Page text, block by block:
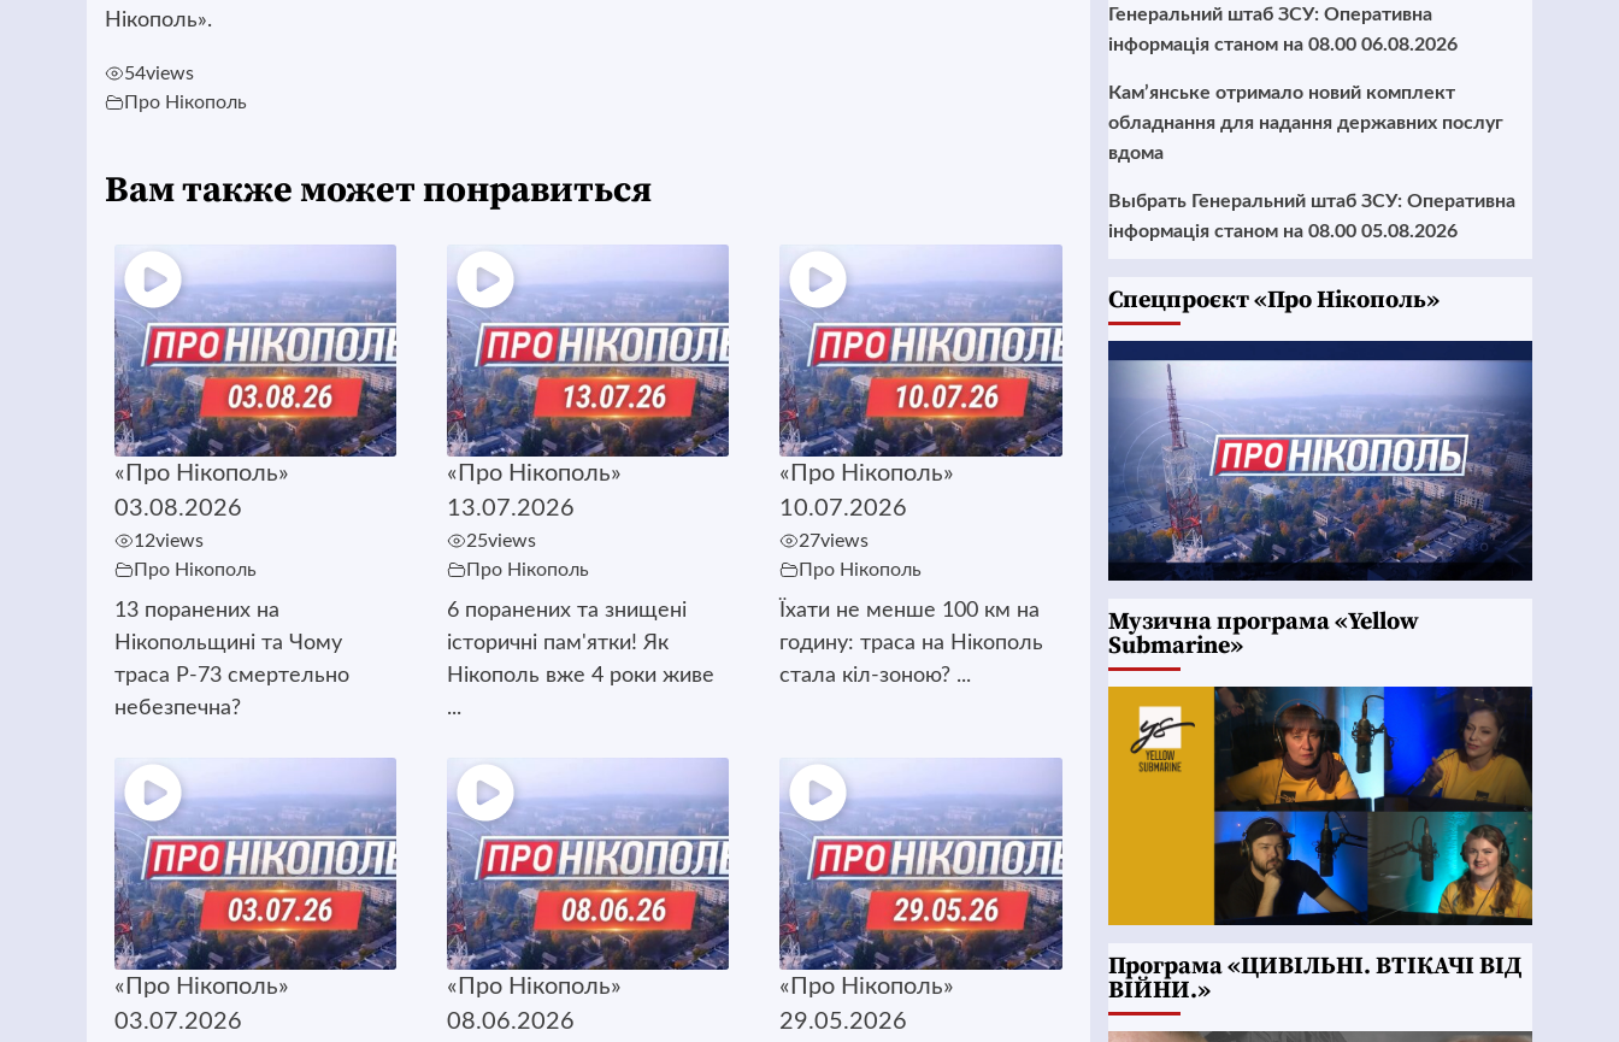
Нікополь».
54views
Про Нікополь
Вам также может понравиться
«Про Нікополь»
03.08.2026
12views
Про Нікополь
13 поранених на
Нікопольщині та Чому
траса Р-73 смертельно
небезпечна?
«Про Нікополь»
13.07.2026
25views
Про Нікополь
6 поранених та знищені
історичні пам'ятки! Як
Нікополь вже 4 роки живе
...
«Про Нікополь»
10.07.2026
27views
Про Нікополь
Їхати не менше 100 км на
годину: траса на Нікополь
стала кіл-зоною? ...
«Про Нікополь»
03.07.2026
«Про Нікополь»
08.06.2026
«Про Нікополь»
29.05.2026
Генеральний штаб ЗСУ: Оперативна
інформація станом на 08.00 06.08.2026
Кам’янське отримало новий комплект
обладнання для надання державних послуг
вдома
Выбрать Генеральний штаб ЗСУ: Оперативна
інформація станом на 08.00 05.08.2026
Cпецпроєкт «Про Нікополь»
Музична програма «Yellow
Submarine»
Програма «ЦИВІЛЬНІ. ВТІКАЧІ ВІД
ВІЙНИ.»